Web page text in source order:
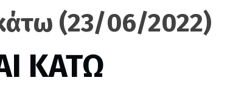
(23/06/2022)
ΚΑΤΩ